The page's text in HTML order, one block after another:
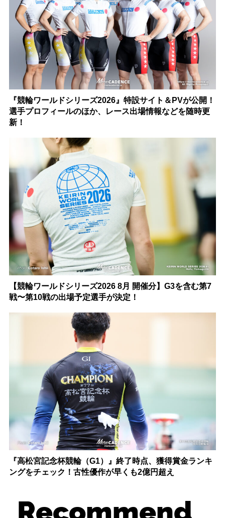
『競輪ワールドシリーズ2026』特設サイト＆PVが公開！
選手プロフィールのほか、レース出場情報などを随時更
新！
【競輪ワールドシリーズ2026 8月 開催分】G3を含む第7
戦〜第10戦の出場予定選手が決定！
『高松宮記念杯競輪（G1）』終了時点、獲得賞金ランキ
ングをチェック！古性優作が早くも2億円超え